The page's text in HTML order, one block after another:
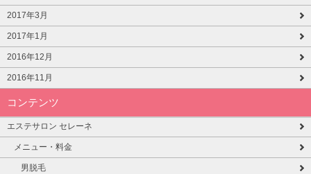
2017年3月
2017年1月
2016年12月
2016年11月
コンテンツ
エステサロン セレーネ
メニュー・料金
男脱毛